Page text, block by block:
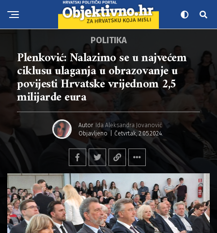
POLITIKA
Plenković: Nalazimo se u najvećem
ciklusu ulaganja u obrazovanje u
povijesti Hrvatske vrijednom 2,5
milijarde eura
Autor Ida Aleksandra Jovanović
Objavljeno
Četvrtak, 2.05.2024.